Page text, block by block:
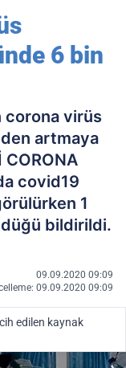
6 bin
corona virüs
artmaya
CORONA
covid19
1
bildirildi.
09.09.2020 09:09
09.09.2020 09:09
edilen kaynak